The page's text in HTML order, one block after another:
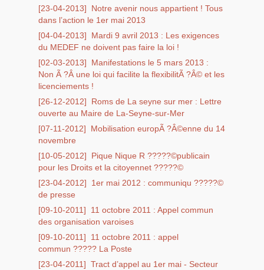
[23-04-2013]
Notre avenir nous appartient ! Tous
dans l’action le 1er mai 2013
[04-04-2013]
Mardi 9 avril 2013 : Les exigences
du MEDEF ne doivent pas faire la loi !
[02-03-2013]
Manifestations le 5 mars 2013 :
Non Ã ?Â une loi qui facilite la flexibilitÃ ?Â© et les
licenciements !
[26-12-2012]
Roms de La seyne sur mer : Lettre
ouverte au Maire de La-Seyne-sur-Mer
[07-11-2012]
Mobilisation europÃ ?Â©enne du 14
novembre
[10-05-2012]
Pique Nique R ?????©publicain
pour les Droits et la citoyennet ?????©
[23-04-2012]
1er mai 2012 : communiqu ?????©
de presse
[09-10-2011]
11 octobre 2011 : Appel commun
des organisation varoises
[09-10-2011]
11 octobre 2011 : appel
commun ????? La Poste
[23-04-2011] Tract d’appel au 1er mai - Secteur